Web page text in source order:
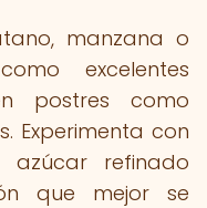
manzana o
excelentes
postres como
Experimenta con
azúcar refinado
que mejor se